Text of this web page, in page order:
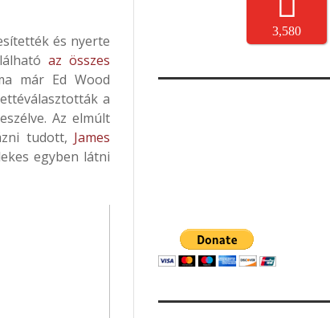
és nyerte
az összes
már Ed Wood
a
Az elmúlt
tudott, James
egyben látni
3,580